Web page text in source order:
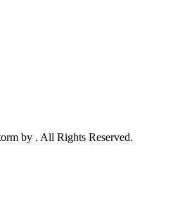
by . All Rights Reserved.